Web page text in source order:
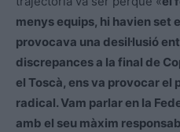
menys equips, hi havien set
provocava una desil·lusió
discrepances a la final de
el Toscà, ens va provocar el
radical. Vam parlar en la
amb el seu màxim